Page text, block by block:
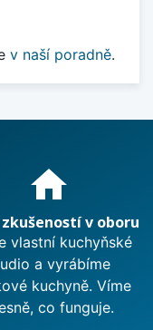
v naší poradně.
home
v oboru
vlastní kuchyňské
a vyrábíme
kuchyně. Víme
co funguje.